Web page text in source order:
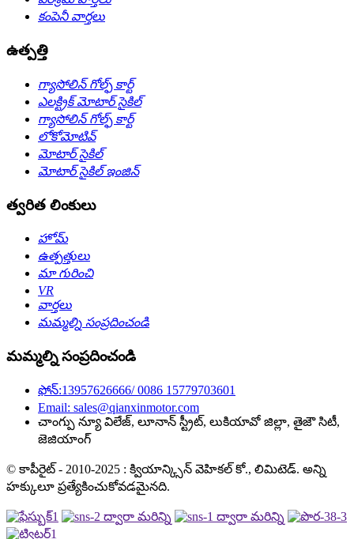
కంపెనీ వార్తలు
ఉత్పత్తి
గ్యాసోలిన్ గోల్ఫ్ కార్ట్
ఎలక్ట్రిక్ మోటార్ సైకిల్
గ్యాసోలిన్ గోల్ఫ్ కార్ట్
లోకోమోటివ్
మోటార్ సైకిల్
మోటార్ సైకిల్ ఇంజిన్
త్వరిత లింకులు
హోమ్
ఉత్పత్తులు
మా గురించి
VR
వార్తలు
మమ్మల్ని సంప్రదించండి
మమ్మల్ని సంప్రదించండి
ఫోన్:13957626666/ 0086 15779703601
Email: sales@qianxinmotor.com
చాంగ్పు న్యూ విలేజ్, లూనాన్ స్ట్రీట్, లుకియావో జిల్లా, తైజౌ సిటీ,
జెజియాంగ్
© కాపీరైట్ - 2010-2025 : క్వియాన్క్సిన్ వెహికల్ కో., లిమిటెడ్. అన్ని
హక్కులూ ప్రత్యేకించుకోవడమైనది.